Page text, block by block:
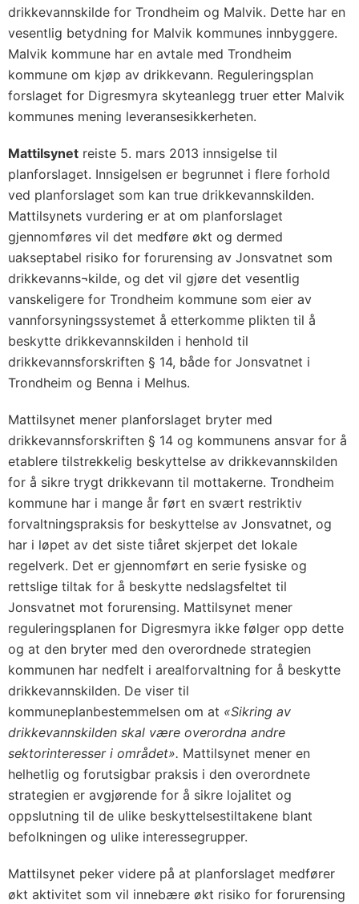
drikkevannskilde for Trondheim og Malvik. Dette har en
vesentlig betydning for Malvik kommunes innbyggere.
Malvik kommune har en avtale med Trondheim
kommune om kjøp av drikkevann. Reguleringsplan
forslaget for Digresmyra skyteanlegg truer etter Malvik
kommunes mening leveransesikkerheten.
Mattilsynet reiste 5. mars 2013 innsigelse til
planforslaget. Innsigelsen er begrunnet i flere forhold
ved planforslaget som kan true drikkevannskilden.
Mattilsynets vurdering er at om planforslaget
gjennomføres vil det medføre økt og dermed
uakseptabel risiko for forurensing av Jonsvatnet som
drikkevanns¬kilde, og det vil gjøre det vesentlig
vanskeligere for Trondheim kommune som eier av
vannforsyningssystemet å etterkomme plikten til å
beskytte drikkevannskilden i henhold til
drikkevannsforskriften § 14, både for Jonsvatnet i
Trondheim og Benna i Melhus.
Mattilsynet mener planforslaget bryter med
drikkevannsforskriften § 14 og kommunens ansvar for å
etablere tilstrekkelig beskyttelse av drikkevannskilden
for å sikre trygt drikkevann til mottakerne. Trondheim
kommune har i mange år ført en svært restriktiv
forvaltningspraksis for beskyttelse av Jonsvatnet, og
har i løpet av det siste tiåret skjerpet det lokale
regelverk. Det er gjennomført en serie fysiske og
rettslige tiltak for å beskytte nedslagsfeltet til
Jonsvatnet mot forurensing. Mattilsynet mener
reguleringsplanen for Digresmyra ikke følger opp dette
og at den bryter med den overordnede strategien
kommunen har nedfelt i arealforvaltning for å beskytte
drikkevannskilden. De viser til
kommuneplanbestemmelsen om at «Sikring av
drikkevannskilden skal være overordna andre
sektorinteresser i området». Mattilsynet mener en
helhetlig og forutsigbar praksis i den overordnete
strategien er avgjørende for å sikre lojalitet og
oppslutning til de ulike beskyttelsestiltakene blant
befolkningen og ulike interessegrupper.
Mattilsynet peker videre på at planforslaget medfører
økt aktivitet som vil innebære økt risiko for forurensing